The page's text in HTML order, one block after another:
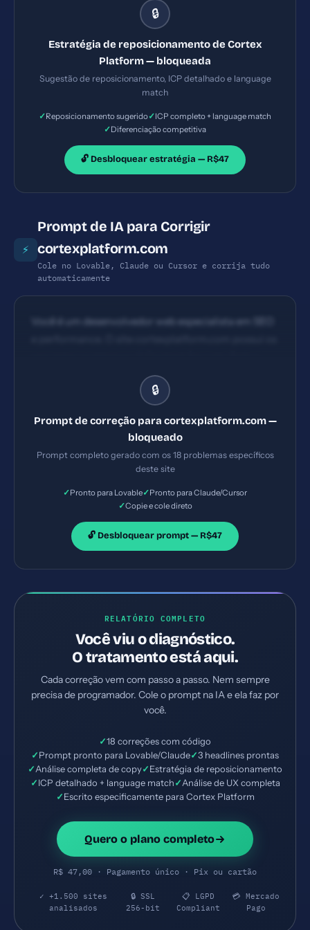
🔒
Estratégia de reposicionamento de Cortex
Platform — bloqueada
Sugestão de reposicionamento, ICP detalhado e language
match
✓Reposicionamento sugerido✓ICP completo + language match
✓Diferenciação competitiva
🔓 Desbloquear estratégia — R$47
⚡
Prompt de IA para Corrigir
cortexplatform.com
Cole no Lovable, Claude ou Cursor e corrija tudo
automaticamente
Você é um desenvolvedor web especialista em SEO
ausente 2) X-Content-Type-Options ausente 3)
Referrer-Policy ausente 4) Permissions-Policy
gerando os arquivos necessários e configurações de
servidor. Priorize as correções críticas primeiro.
🔒
Prompt de correção para cortexplatform.com —
bloqueado
Prompt completo gerado com os 18 problemas específicos
deste site
✓Pronto para Lovable✓Pronto para Claude/Cursor
✓Copie e cole direto
🔓 Desbloquear prompt — R$47
RELATÓRIO COMPLETO
Você viu o diagnóstico.
O tratamento está aqui.
Cada correção vem com passo a passo. Nem sempre
precisa de programador. Cole o prompt na IA e ela faz por
você.
✓18 correções com código
✓Prompt pronto para Lovable/Claude✓3 headlines prontas
✓Análise completa de copy✓Estratégia de reposicionamento
✓ICP detalhado + language match✓Análise de UX completa
✓Escrito especificamente para Cortex Platform
Quero o plano completo
R$ 47,00 · Pagamento único · Pix ou cartão
✓ +1.500 sites
analisados
🔒 SSL
256-bit
📋 LGPD
Compliant
💳 Mercado
Pago